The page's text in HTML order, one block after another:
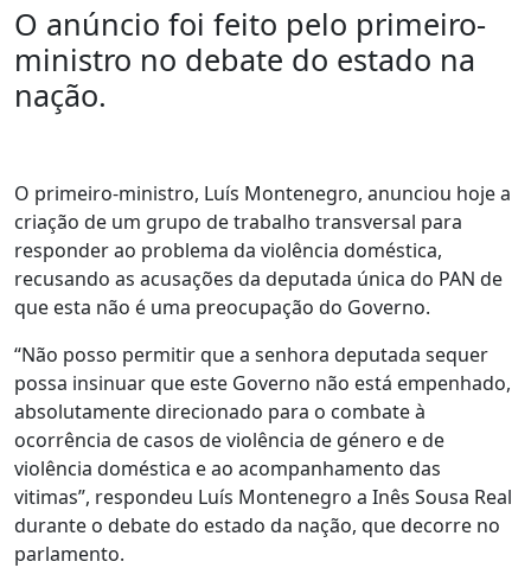
O anúncio foi feito pelo primeiro-
ministro no debate do estado na
nação.
O primeiro-ministro, Luís Montenegro, anunciou hoje a
criação de um grupo de trabalho transversal para
responder ao problema da violência doméstica,
recusando as acusações da deputada única do PAN de
que esta não é uma preocupação do Governo.
“Não posso permitir que a senhora deputada sequer
possa insinuar que este Governo não está empenhado,
absolutamente direcionado para o combate à
ocorrência de casos de violência de género e de
violência doméstica e ao acompanhamento das
vitimas”, respondeu Luís Montenegro a Inês Sousa Real
durante o debate do estado da nação, que decorre no
parlamento.